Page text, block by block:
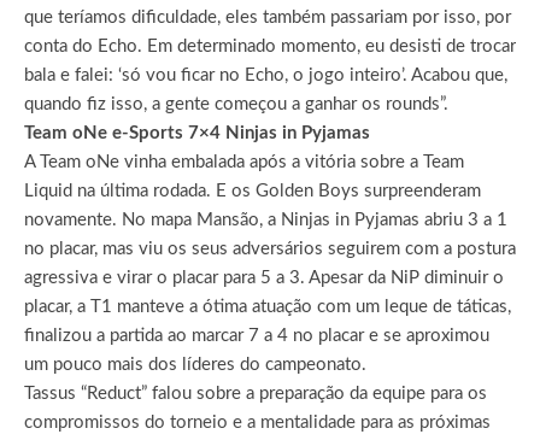
que teríamos dificuldade, eles também passariam por isso, por
conta do Echo. Em determinado momento, eu desisti de trocar
bala e falei: ‘só vou ficar no Echo, o jogo inteiro’. Acabou que,
quando fiz isso, a gente começou a ganhar os rounds”.
Team oNe e-Sports 7×4 Ninjas in Pyjamas
A Team oNe vinha embalada após a vitória sobre a Team
Liquid na última rodada. E os Golden Boys surpreenderam
novamente. No mapa Mansão, a Ninjas in Pyjamas abriu 3 a 1
no placar, mas viu os seus adversários seguirem com a postura
agressiva e virar o placar para 5 a 3. Apesar da NiP diminuir o
placar, a T1 manteve a ótima atuação com um leque de táticas,
finalizou a partida ao marcar 7 a 4 no placar e se aproximou
um pouco mais dos líderes do campeonato.
Tassus “Reduct” falou sobre a preparação da equipe para os
compromissos do torneio e a mentalidade para as próximas